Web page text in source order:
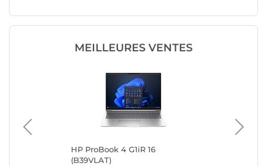
MEILLEURES VENTES
HP ProBook 4 G1iR 16
(B39VLAT)